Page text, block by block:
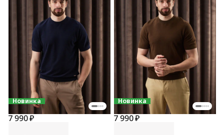
Новинка
7 990 ₽
Новинка
7 990 ₽